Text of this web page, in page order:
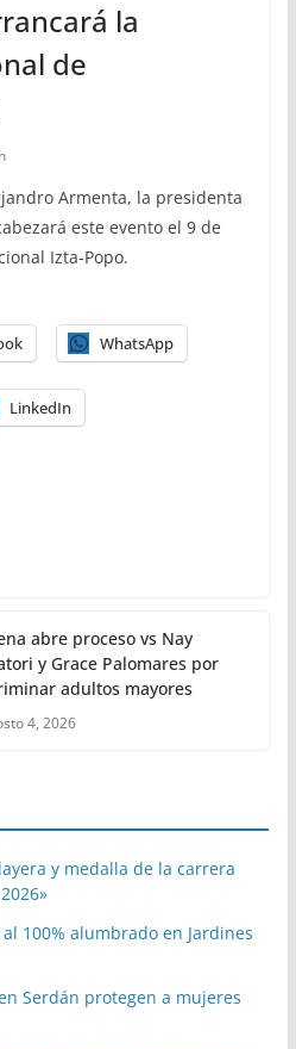
la
de
Armenta, la presidenta
este evento el 9 de
Izta-Popo.
WhatsApp
LinkedIn
abre proceso vs Nay
y Grace Palomares por
adultos mayores
4, 2026
y medalla de la carrera
100% alumbrado en Jardines
Serdán protegen a mujeres